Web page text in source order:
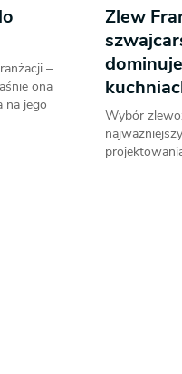
–
ona
na jego
Zlew
Wybór